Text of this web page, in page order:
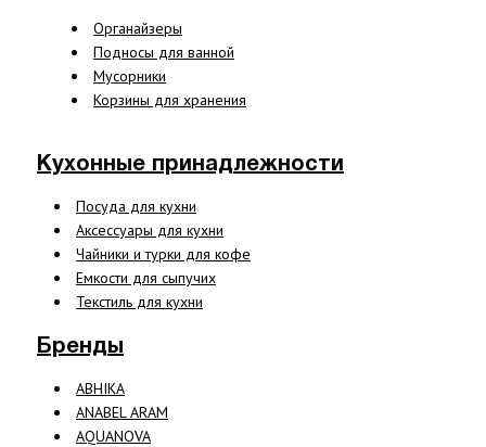
Органайзеры
Подносы для ванной
Мусорники
Корзины для хранения
Кухонные принадлежности
Посуда для кухни
Аксессуары для кухни
Чайники и турки для кофе
Емкости для сыпучих
Текстиль для кухни
Бренды
ABHIKA
ANABEL ARAM
AQUANOVA